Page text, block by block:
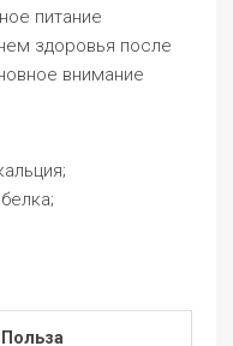
питание
здоровья после
внимание
Польза